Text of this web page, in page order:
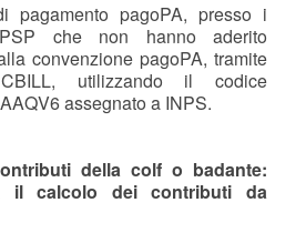
pagamento pagoPA, presso i
che non hanno aderito
convenzione pagoPA, tramite
utilizzando il codice
assegnato a INPS.
della colf o badante:
il calcolo dei contributi da